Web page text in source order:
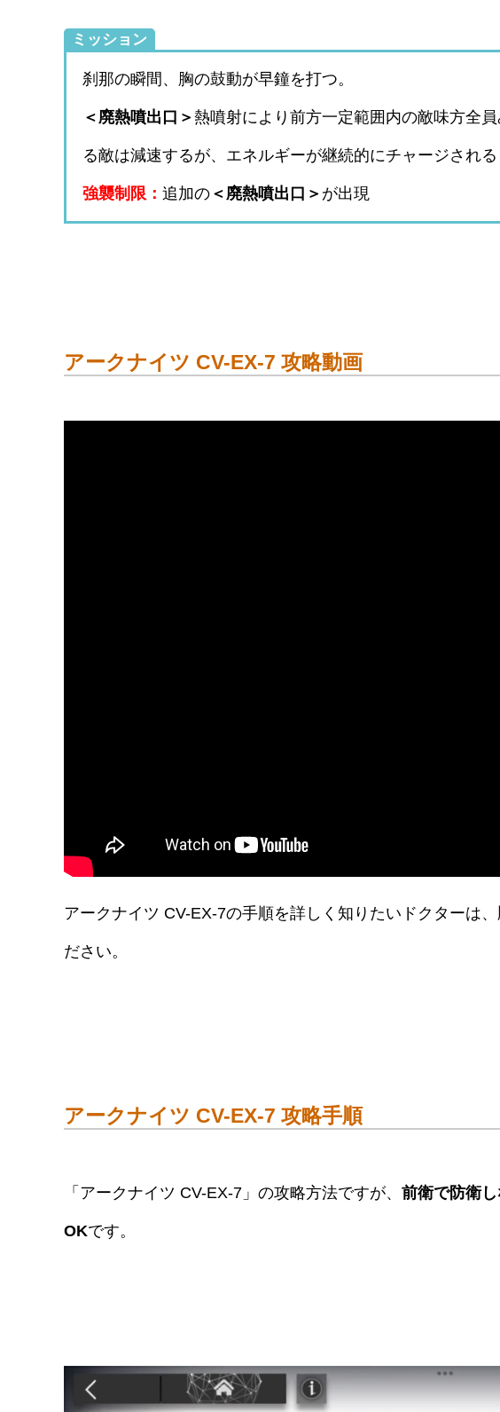
ミッション
刹那の瞬間、胸の鼓動が早鐘を打つ。
＜廃熱噴出口＞熱噴射により前方一定範囲内の敵味方全
る敵は減速するが、エネルギーが継続的にチャージされる
強襲制限： 追加の ＜廃熱噴出口＞ が出現
アークナイツ CV-EX-7 攻略動画
アークナイツ CV-EX-7の手順を詳しく知りたいドクターは
ださい。
アークナイツ CV-EX-7 攻略手順
「アークナイツ CV-EX-7」の攻略方法ですが、 前衛で防衛
OKです。